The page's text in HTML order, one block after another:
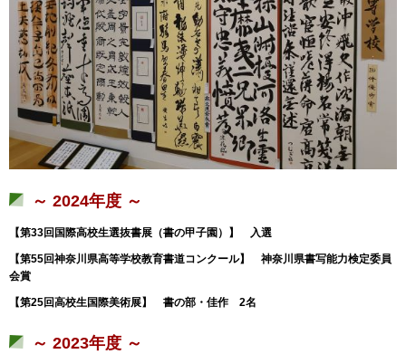
～ 2024年度 ～
【第33回国際高校生選抜書展（書の甲子園）】 入選
【第55回神奈川県高等学校教育書道コンクール】
神奈川県書写能力検定委員
会賞
【第25回高校生国際美術展】 書の部・佳作 2名
～ 2023年度 ～